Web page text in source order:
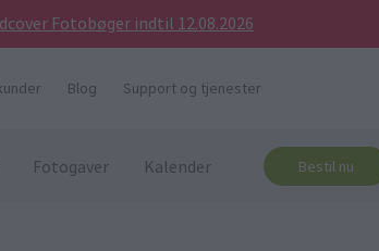
Fotobøger indtil 12.08.2026
Blog Support og tjenester
Fotogaver Kalender Bestil nu